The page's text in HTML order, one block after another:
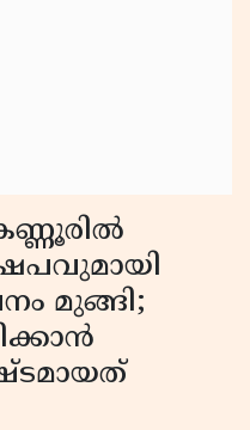
മുങ്ങി;